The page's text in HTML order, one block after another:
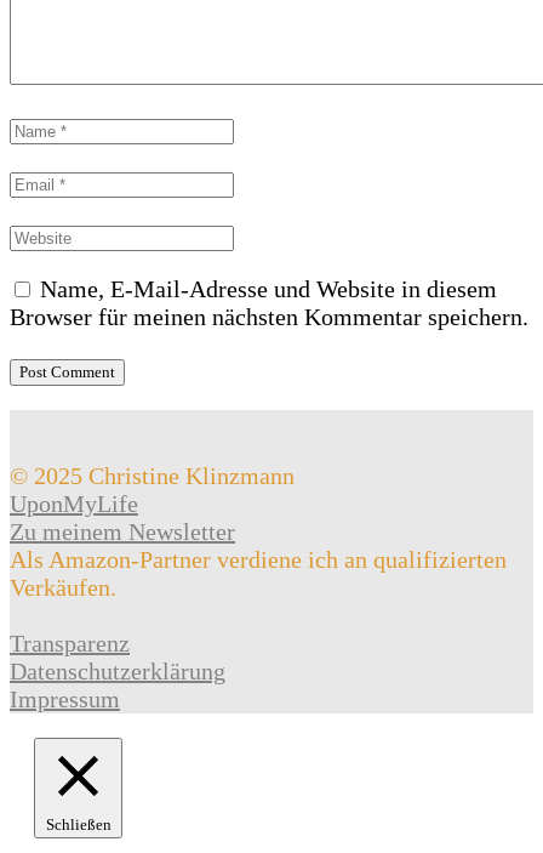
Name, E-Mail-Adresse und Website in diesem
Browser für meinen nächsten Kommentar speichern.
© 2025 Christine Klinzmann
UponMyLife
Zu meinem Newsletter
Als Amazon-Partner verdiene ich an qualifizierten
Verkäufen.
Transparenz
Datenschutzerklärung
Impressum
Schließen